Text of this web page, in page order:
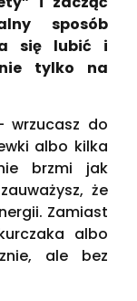
sposób
się lubić i
tylko na
wrzucasz do
albo kilka
brzmi jak
że
Zamiast
albo
ale bez